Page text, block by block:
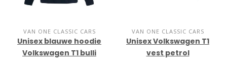
VAN ONE CLASSIC CARS
Unisex blauwe hoodie
Volkswagen T1 bulli
VAN ONE CLASSIC CARS
Unisex Volkswagen T1
vest petrol